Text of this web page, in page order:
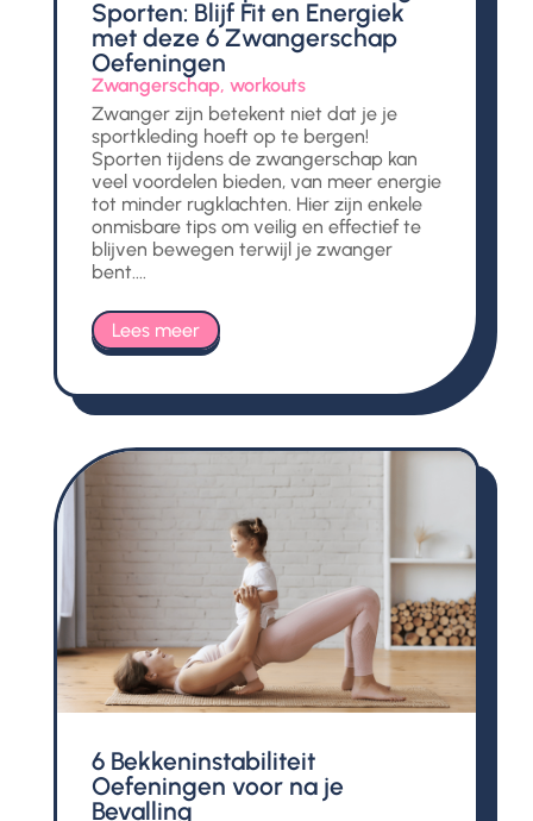
Sporten: Blijf Fit en Energiek
met deze 6 Zwangerschap
Oefeningen
Zwangerschap, workouts
Zwanger zijn betekent niet dat je je
sportkleding hoeft op te bergen!
Sporten tijdens de zwangerschap kan
veel voordelen bieden, van meer energie
tot minder rugklachten. Hier zijn enkele
onmisbare tips om veilig en effectief te
blijven bewegen terwijl je zwanger
bent....
Lees meer
6 Bekkeninstabiliteit
Oefeningen voor na je
Bevalling